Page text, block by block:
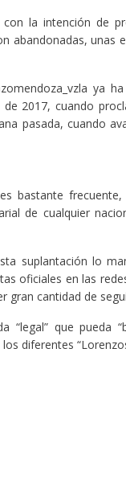
la intención de
abandonadas, unas
ya
2017, cuando
pasada, cuando
bastante
de cualquier
suplantación lo
oficiales en las
gran cantidad de
“legal” que pueda
diferentes